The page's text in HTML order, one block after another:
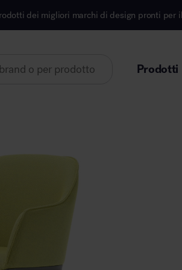
design pronti per il ritiro o la spedizione
Prodotti
Area direzionale